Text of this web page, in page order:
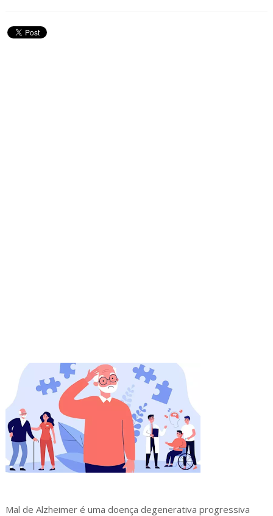
Mal de Alzheimer é uma doença degenerativa progressiva